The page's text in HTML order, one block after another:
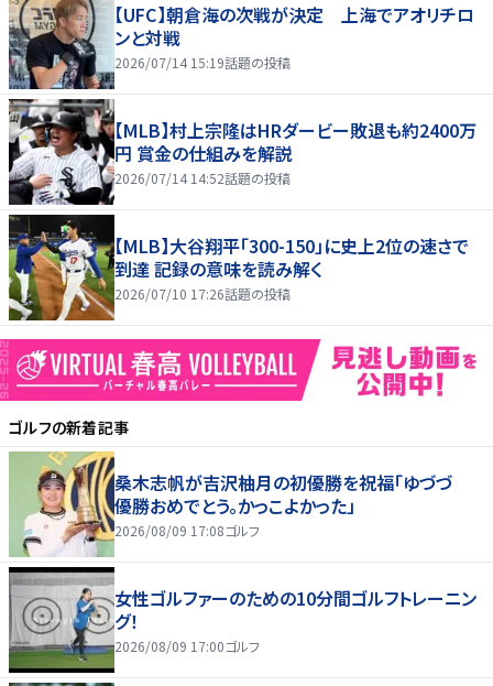
【UFC】朝倉海の次戦が決定 上海でアオリチロ
ンと対戦
2026/07/14 15:19話題の投稿
【MLB】村上宗隆はHRダービー敗退も約2400万
円 賞金の仕組みを解説
2026/07/14 14:52話題の投稿
【MLB】大谷翔平「300-150」に史上2位の速さで
到達 記録の意味を読み解く
2026/07/10 17:26話題の投稿
ゴルフの新着記事
桑木志帆が吉沢柚月の初優勝を祝福「ゆづづ
優勝おめでとう。かっこよかった」
2026/08/09 17:08ゴルフ
女性ゴルファーのための10分間ゴルフトレーニン
グ！
2026/08/09 17:00ゴルフ